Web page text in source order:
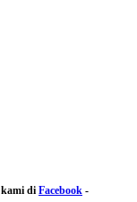
kami di Facebook -